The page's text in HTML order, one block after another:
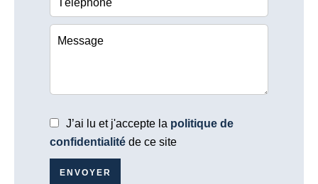
J’ai lu et j'accepte la politique de
confidentialité de ce site
ENVOYER